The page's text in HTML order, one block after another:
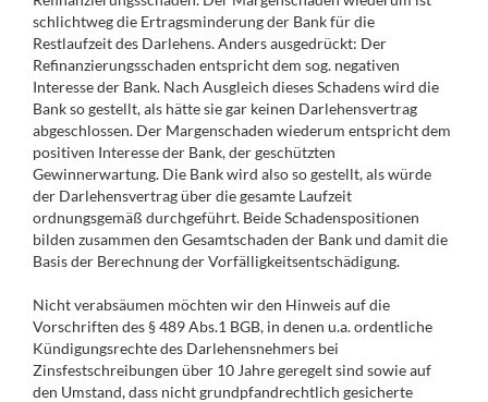
schlichtweg die Ertragsminderung der Bank für die
Restlaufzeit des Darlehens. Anders ausgedrückt: Der
Refinanzierungsschaden entspricht dem sog. negativen
Interesse der Bank. Nach Ausgleich dieses Schadens wird die
Bank so gestellt, als hätte sie gar keinen Darlehensvertrag
abgeschlossen. Der Margenschaden wiederum entspricht dem
positiven Interesse der Bank, der geschützten
Gewinnerwartung. Die Bank wird also so gestellt, als würde
der Darlehensvertrag über die gesamte Laufzeit
ordnungsgemäß durchgeführt. Beide Schadenspositionen
bilden zusammen den Gesamtschaden der Bank und damit die
Basis der Berechnung der Vorfälligkeitsentschädigung.
Nicht verabsäumen möchten wir den Hinweis auf die
Vorschriften des § 489 Abs.1 BGB, in denen u.a. ordentliche
Kündigungsrechte des Darlehensnehmers bei
Zinsfestschreibungen über 10 Jahre geregelt sind sowie auf
den Umstand, dass nicht grundpfandrechtlich gesicherte